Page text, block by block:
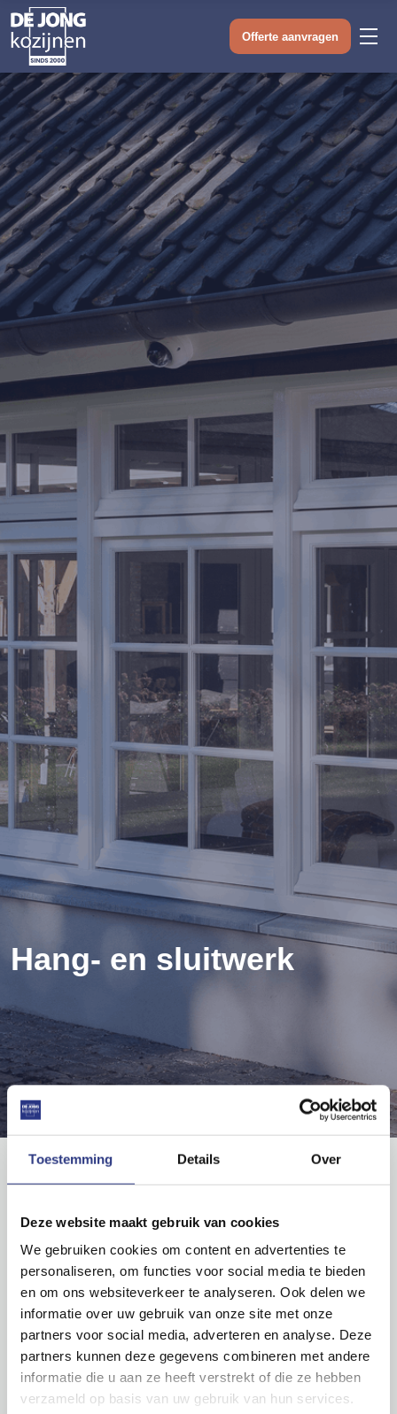
Toestemming Details Over
Deze website maakt gebruik van cookies
We gebruiken cookies om content en advertenties te
personaliseren, om functies voor social media te bieden
en om ons websiteverkeer te analyseren. Ook delen we
informatie over uw gebruik van onze site met onze
partners voor social media, adverteren en analyse. Deze
partners kunnen deze gegevens combineren met andere
informatie die u aan ze heeft verstrekt of die ze hebben
verzameld op basis van uw gebruik van hun services.
Offerte aanvragen
Hang- en sluitwerk